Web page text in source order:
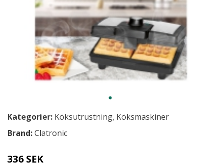
Kategorier: Köksutrustning, Köksmaskiner
Brand:Clatronic
336 SEK